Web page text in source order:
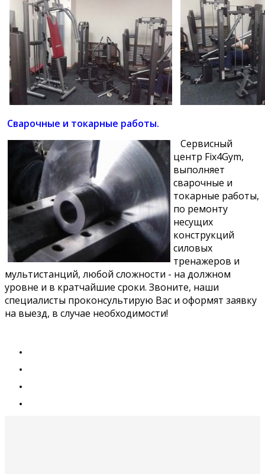
Сварочные и токарные работы.
Сервисный
центр Fix4Gym,
выполняет
сварочные и
токарные работы,
по ремонту
несущих
конструкций
силовых
тренажеров и
мультистанций, любой сложности - на должном
уровне и в кратчайшие сроки. Звоните, наши
специалисты проконсультирую Вас и оформят заявку
на выезд, в случае необходимости!